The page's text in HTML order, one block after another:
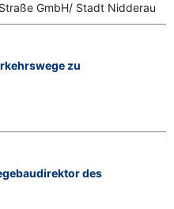
GmbH/ Stadt Nidderau
zu
des